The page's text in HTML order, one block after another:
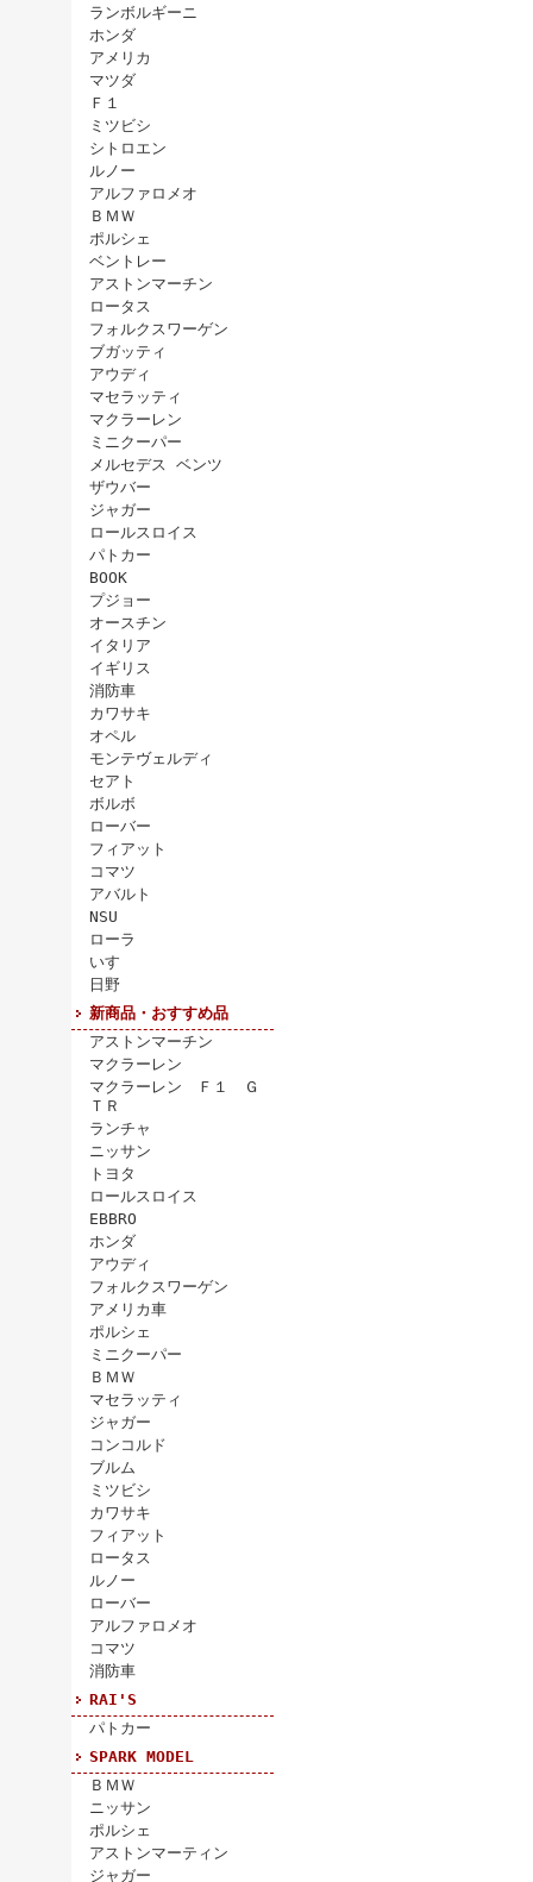
ランボルギーニ
ホンダ
アメリカ
マツダ
Ｆ１
ミツビシ
シトロエン
ルノー
アルファロメオ
ＢＭＷ
ポルシェ
ベントレー
アストンマーチン
ロータス
フォルクスワーゲン
ブガッティ
アウディ
マセラッティ
マクラーレン
ミニクーパー
メルセデス ベンツ
ザウバー
ジャガー
ロールスロイス
パトカー
BOOK
プジョー
オースチン
イタリア
イギリス
消防車
カワサキ
オペル
モンテヴェルディ
セアト
ボルボ
ローバー
フィアット
コマツ
アバルト
NSU
ローラ
いすゞ
日野
新商品・おすすめ品
アストンマーチン
マクラーレン
マクラーレン Ｆ１ Ｇ
ＴＲ
ランチャ
ニッサン
トヨタ
ロールスロイス
EBBRO
ホンダ
アウディ
フォルクスワーゲン
アメリカ車
ポルシェ
ミニクーパー
ＢＭＷ
マセラッティ
ジャガー
コンコルド
ブルム
ミツビシ
カワサキ
フィアット
ロータス
ルノー
ローバー
アルファロメオ
コマツ
消防車
RAI'S
パトカー
SPARK MODEL
ＢＭＷ
ニッサン
ポルシェ
アストンマーティン
ジャガー